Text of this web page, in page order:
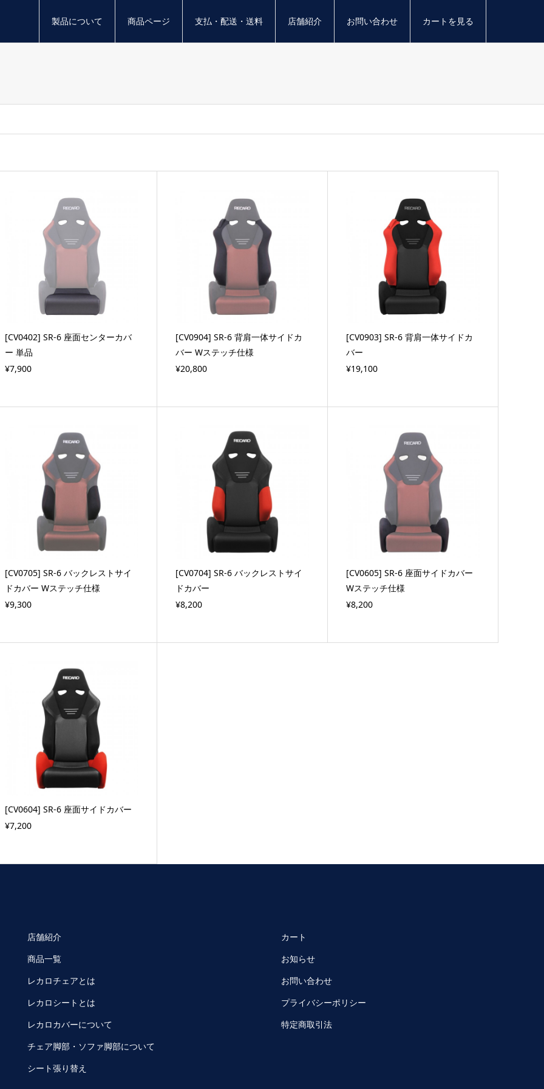
製品について 商品ページ 支払・配送・送料 店舗紹介 お問い合わせ カートを見る
[CV0402] SR-6 座面センターカバ
ー 単品
¥7,900
[CV0904] SR-6 背肩一体サイドカ
バー Wステッチ仕様
¥20,800
[CV0903] SR-6 背肩一体サイドカ
バー
¥19,100
[CV0705] SR-6 バックレストサイ
ドカバー Wステッチ仕様
¥9,300
[CV0704] SR-6 バックレストサイ
ドカバー
¥8,200
[CV0605] SR-6 座面サイドカバー
Wステッチ仕様
¥8,200
[CV0604] SR-6 座面サイドカバー
¥7,200
店舗紹介
商品一覧
レカロチェアとは
レカロシートとは
レカロカバーについて
チェア脚部・ソファ脚部について
シート張り替え
カート
お知らせ
お問い合わせ
プライバシーポリシー
特定商取引法